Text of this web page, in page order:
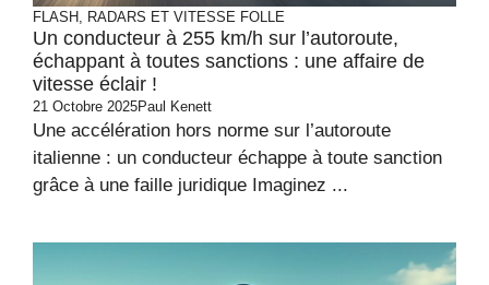
FLASH, RADARS ET VITESSE FOLLE
Un conducteur à 255 km/h sur l’autoroute,
échappant à toutes sanctions : une affaire de
vitesse éclair !
21 Octobre 2025Paul Kenett
Une accélération hors norme sur l’autoroute
italienne : un conducteur échappe à toute sanction
grâce à une faille juridique Imaginez ...